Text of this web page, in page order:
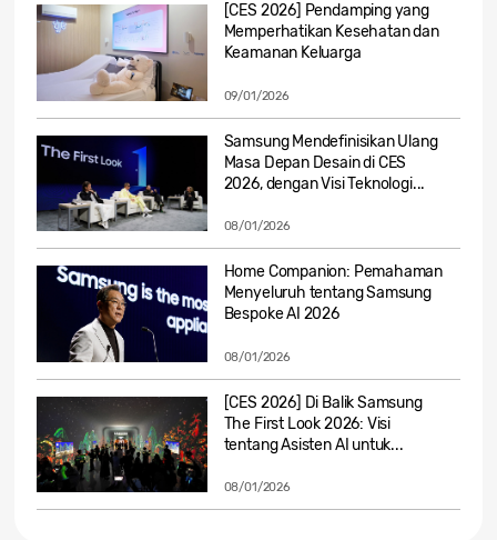
[CES 2026] Pendamping yang
Memperhatikan Kesehatan dan
Keamanan Keluarga
09/01/2026
Samsung Mendefinisikan Ulang
Masa Depan Desain di CES
2026, dengan Visi Teknologi...
08/01/2026
Home Companion: Pemahaman
Menyeluruh tentang Samsung
Bespoke AI 2026
08/01/2026
[CES 2026] Di Balik Samsung
The First Look 2026: Visi
tentang Asisten AI untuk...
08/01/2026